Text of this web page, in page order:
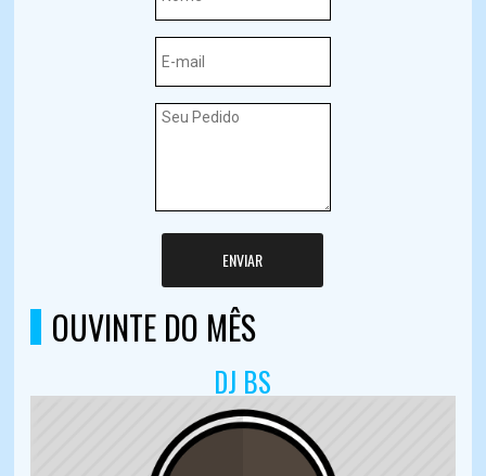
ENVIAR
OUVINTE DO MÊS
DJ BS